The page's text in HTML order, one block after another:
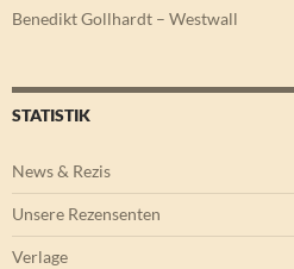
Benedikt Gollhardt – Westwall
STATISTIK
News & Rezis
Unsere Rezensenten
Verlage